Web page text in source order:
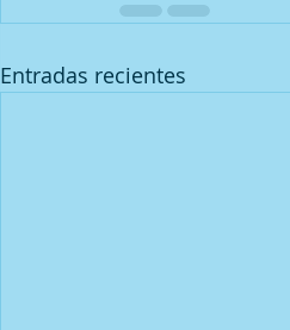
Entradas recientes